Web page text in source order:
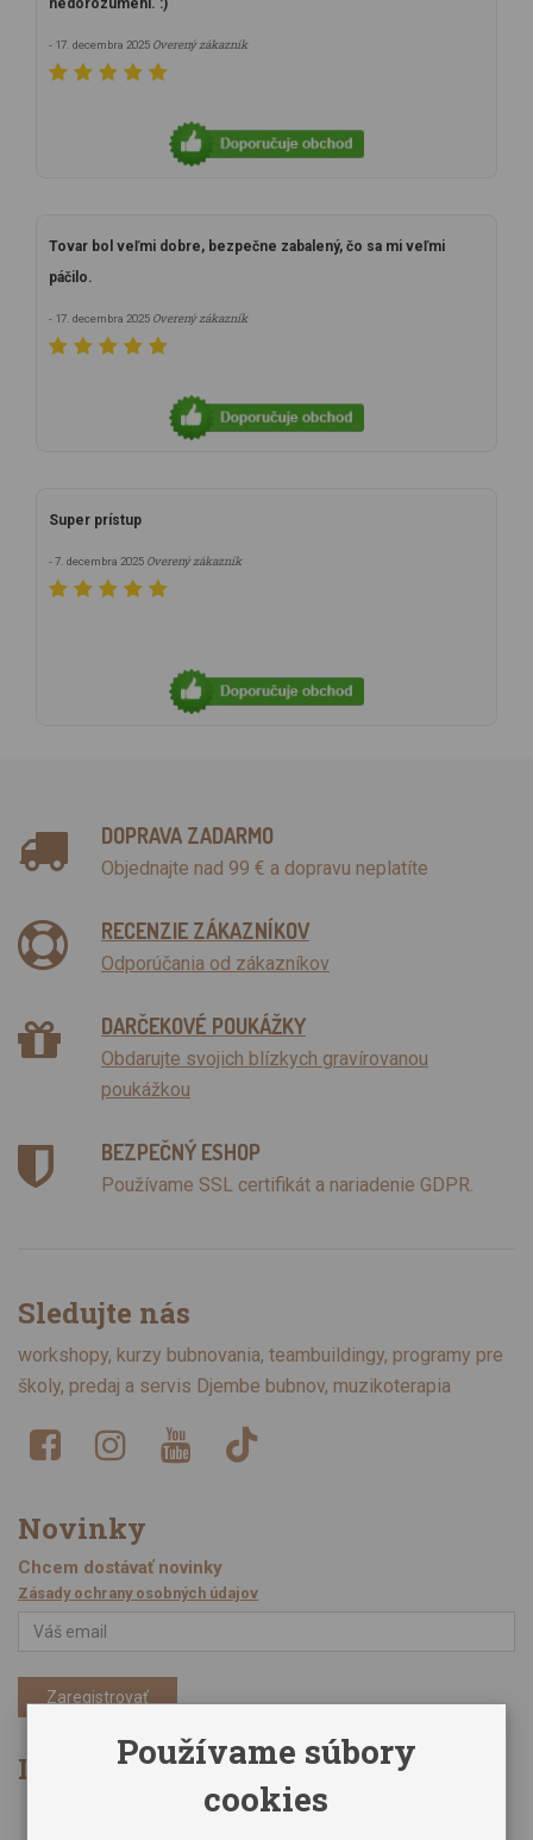
nedorozumení. :)
- 17. decembra 2025 Overený zákazník
Tovar bol veľmi dobre, bezpečne zabalený, čo sa mi veľmi
páčilo.
- 17. decembra 2025 Overený zákazník
Super prístup
- 7. decembra 2025 Overený zákazník
DOPRAVA ZADARMO
Objednajte nad 99 € a dopravu neplatíte
RECENZIE ZÁKAZNÍKOV
Odporúčania od zákazníkov
DARČEKOVÉ POUKÁŽKY
Obdarujte svojich blízkych gravírovanou
poukážkou
BEZPEČNÝ ESHOP
Používame SSL certifikát a nariadenie GDPR.
Sledujte nás
workshopy, kurzy bubnovania, teambuildingy, programy pre
školy, predaj a servis Djembe bubnov, muzikoterapia
Novinky
Chcem dostávať novinky
Zásady ochrany osobných údajov
Zaregistrovať
Informácie
Obchodné podmienky
Používame súbory
cookies